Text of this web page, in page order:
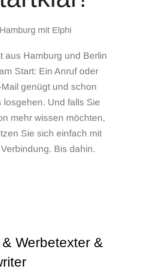
aus Hamburg und Berlin
Start: Ein Anruf oder
genügt und schon
losgehen. Und falls Sie
mehr wissen möchten,
Sie sich einfach mit
Bis dahin.
Werbetexter &